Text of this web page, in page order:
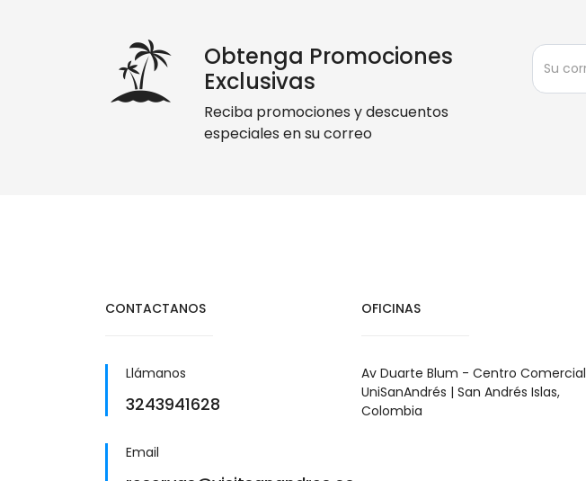
Obtenga Promociones
Exclusivas
Reciba promociones y descuentos
especiales en su correo
CONTACTANOS
Llámanos
3243941628
Email
OFICINAS
Av Duarte Blum - Centro Comercial
UniSanAndrés | San Andrés Islas,
Colombia